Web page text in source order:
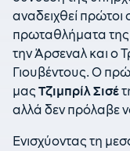
αναδειχθεί
πρωταθλήματα της
την Άρσεναλ και ο
Γιουβέντους. Ο
μας Τζιμπρίλ Σισέ
αλλά δεν πρόλαβε
Ενισχύοντας τη